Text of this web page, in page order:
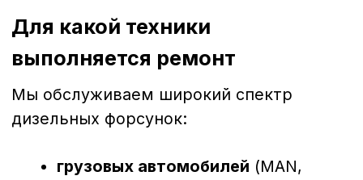
Экономия— ремонт обходится в
форсунок.
Качество— восстановленные
оригинальных.
Скорость— большинство
1–2 дней.
Гарантия— на все работы